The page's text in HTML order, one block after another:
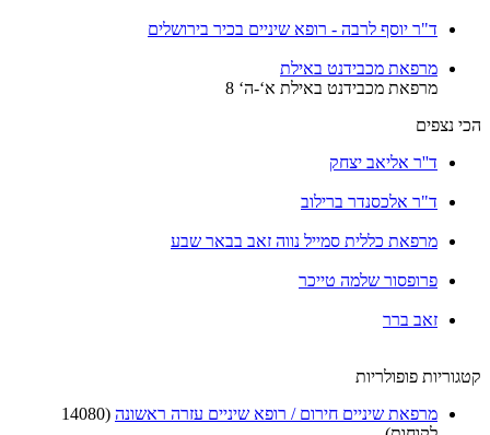
ד"ר יוסף לרבה - רופא שיניים בכיר בירושלים
מרפאת מכבידנט באילת
מרפאת מכבידנט באילת א‘-ה‘ 8
הכי נצפים
ד''ר אליאב יצחק
ד"ר אלכסנדר ברילוב
מרפאת כללית סמייל נווה זאב בבאר שבע
פרופסור שלמה טייכר
זאב ברר
קטגוריות פופולריות
מרפאת שיניים חירום / רופא שיניים עזרה ראשונה (14080